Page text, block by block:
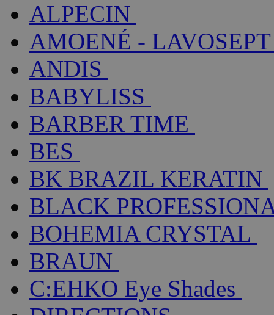
ALPECIN
AMOENÉ - LAVOSEPT
ANDIS
BABYLISS
BARBER TIME
BES
BK BRAZIL KERATIN
BLACK
BOHEMIA CRYSTAL
BRAUN
C:EHKO Eye Shades